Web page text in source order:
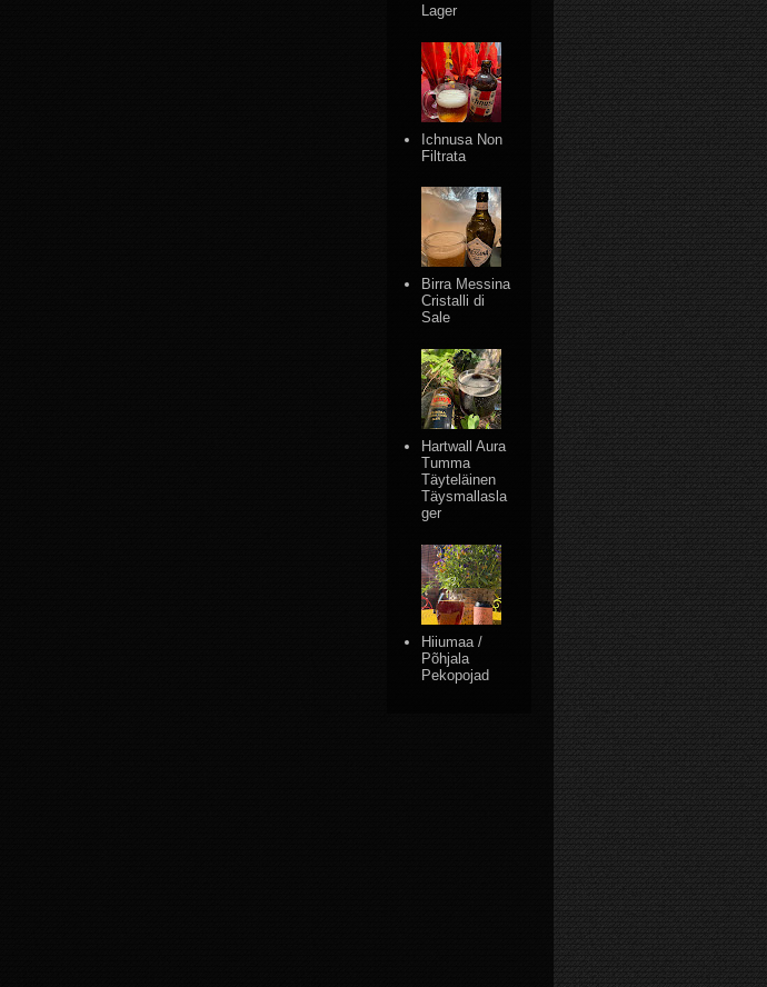
Lager
Ichnusa Non
Filtrata
Birra Messina
Cristalli di
Sale
Hartwall Aura
Tumma
Täyteläinen
Täysmallasla
ger
Hiiumaa /
Põhjala
Pekopojad